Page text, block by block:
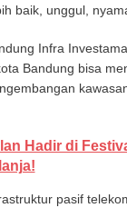
baik, unggul,
Infra
Bandung bisa
Hadir di
pasif